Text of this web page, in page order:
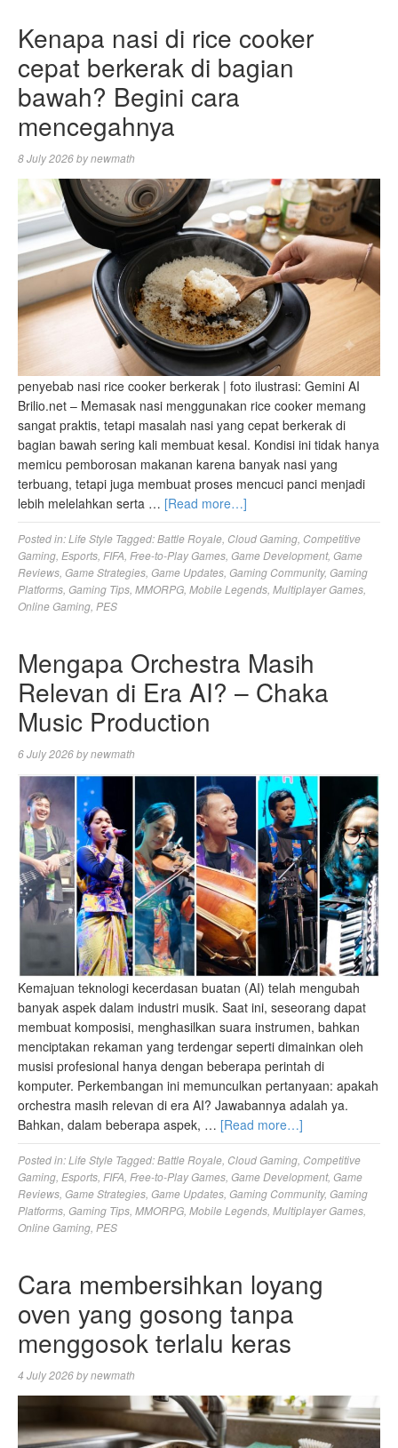
Kenapa nasi di rice cooker
cepat berkerak di bagian
bawah? Begini cara
mencegahnya
8 July 2026bynewmath
penyebab nasi rice cooker berkerak | foto ilustrasi: Gemini AI
Brilio.net – Memasak nasi menggunakan rice cooker memang
sangat praktis, tetapi masalah nasi yang cepat berkerak di
bagian bawah sering kali membuat kesal. Kondisi ini tidak hanya
memicu pemborosan makanan karena banyak nasi yang
terbuang, tetapi juga membuat proses mencuci panci menjadi
lebih melelahkan serta … [Read more…]
Posted in:Life Style Tagged:Battle Royale Cloud Gaming Competitive
Gaming Esports FIFA Free-to-Play Games Game Development, Game
Reviews Game Strategies Game Updates Gaming Community, Gaming
Platforms Gaming Tips MMORPG Mobile Legends Multiplayer Games
Online Gaming PES
Mengapa Orchestra Masih
Relevan di Era AI? – Chaka
Music Production
6 July 2026bynewmath
Kemajuan teknologi kecerdasan buatan (AI) telah mengubah
banyak aspek dalam industri musik. Saat ini, seseorang dapat
membuat komposisi, menghasilkan suara instrumen, bahkan
menciptakan rekaman yang terdengar seperti dimainkan oleh
musisi profesional hanya dengan beberapa perintah di
komputer. Perkembangan ini memunculkan pertanyaan: apakah
orchestra masih relevan di era AI? Jawabannya adalah ya.
Bahkan, dalam beberapa aspek, … [Read more…]
Posted in:Life Style Tagged:Battle Royale, Cloud Gaming, Competitive
Gaming, Esports, FIFA, Free-to-Play Games, Game Development, Game
Reviews, Game Strategies, Game Updates, Gaming Community, Gaming
Platforms, Gaming Tips, MMORPG, Mobile Legends, Multiplayer Games,
Online Gaming, PES
Cara membersihkan loyang
oven yang gosong tanpa
menggosok terlalu keras
4 July 2026bynewmath